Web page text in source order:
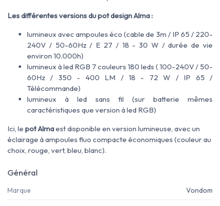
Les différentes versions du pot design Alma :
lumineux avec ampoules éco (cable de 3m / IP 65 / 220-
240V / 50-60Hz / E 27 / 18 - 30 W / durée de vie
environ 10.000h)
lumineux à led RGB 7 couleurs 180 leds ( 100-240V / 50-
60Hz / 350 - 400 LM / 18 - 72 W / IP 65 /
Télécommande)
lumineux à led sans fil (sur batterie mêmes
caractéristiques que version à led RGB)
Ici, le pot Almaest disponible en version lumineuse, avec un
éclairage à ampoules fluo compacte économiques (couleur au
choix, rouge, vert, bleu, blanc).
Général
Marque Vondom